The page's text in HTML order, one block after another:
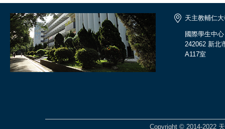
天主教輔仁
國際學生中心
242062 新北
A117室
Copyright © 2014-2022